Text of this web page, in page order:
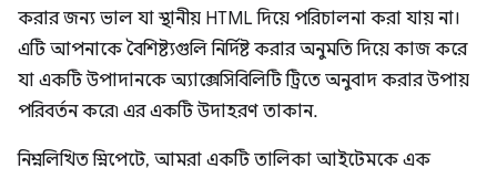
করার জন্য ভাল যা স্থানীয় HTML দিয়ে পরিচালনা করা যায় না।
এটি আপনাকে বৈশিষ্ট্যগুলি নির্দিষ্ট করার অনুমতি দিয়ে কাজ করে
যা একটি উপাদানকে অ্যাক্সেসিবিলিটি ট্রিতে অনুবাদ করার উপায়
পরিবর্তন করে৷ এর একটি উদাহরণ তাকান.
নিম্নলিখিত স্নিপেটে, আমরা একটি তালিকা আইটেমকে এক